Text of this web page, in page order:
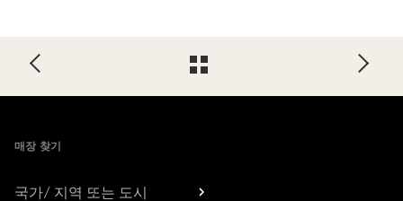
Footer
매장 찾기
국가/ 지역 또는 도시